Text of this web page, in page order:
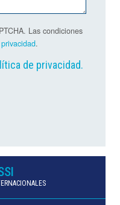
Las condiciones
.
de privacidad.